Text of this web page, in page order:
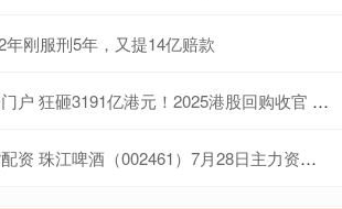
年刚服刑5年，又提14亿赔款
亿港元！2025港股回购收官 腾讯独揽1/4 连续四年“称王”
啤酒（002461）7月28日主力资金净卖出1181.82万元